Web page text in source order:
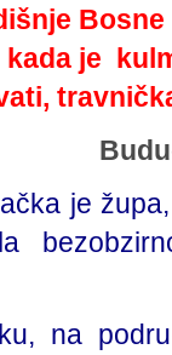
kada je
je
na